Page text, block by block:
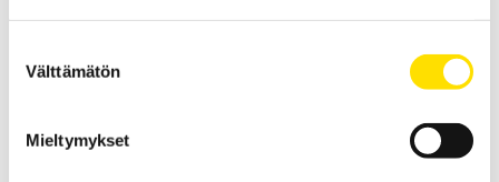
valinta
Välttämätön
MieltymyksetSAUTER FL-M Digitaalinen dynamometri